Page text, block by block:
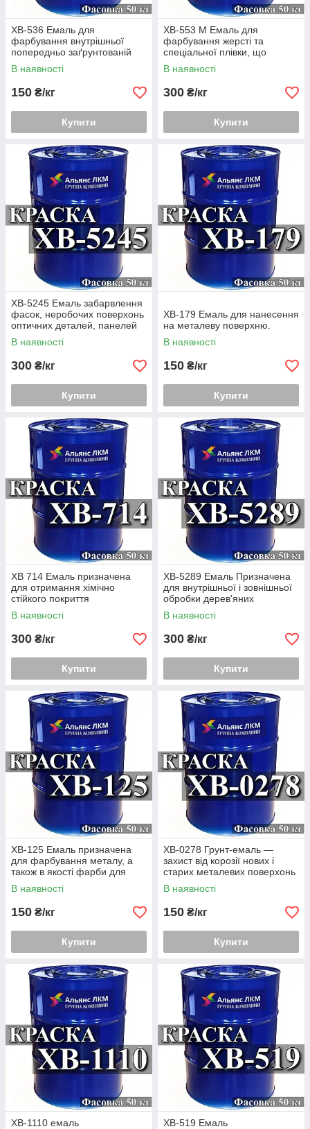
ХВ-536 Емаль для
фарбування внутрішньої
попередньо заґрунтованій
поверхні різних виробів
В наявності
150 ₴/кг
Купити
ХВ-553 М Емаль для
фарбування жерсті та
спеціальної плівки, що
експлуатується в
атмосферних умовах
В наявності
300 ₴/кг
Купити
ХВ-5245 Емаль забарвлення
фасок, неробочих поверхонь
оптичних деталей, панелей
світловодів
В наявності
300 ₴/кг
Купити
ХВ-179 Емаль для нанесення
на металеву поверхню.
В наявності
150 ₴/кг
Купити
ХВ 714 Емаль призначена
для отримання хімічно
стійкого покриття
В наявності
300 ₴/кг
Купити
ХВ-5289 Емаль Призначена
для внутрішньої і зовнішньої
обробки дерев'яних
В наявності
300 ₴/кг
Купити
ХВ-125 Емаль призначена
для фарбування металу, а
також в якості фарби для
дерева з метою захисту
В наявності
150 ₴/кг
Купити
ХВ-0278 Грунт-емаль —
захист від корозії нових і
старих металевих поверхонь
В наявності
150 ₴/кг
Купити
ХВ-1110 емаль
ХВ-519 Емаль